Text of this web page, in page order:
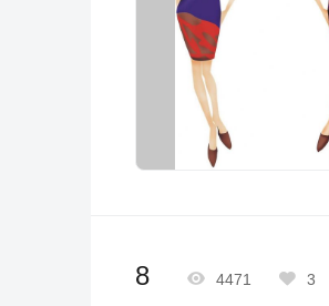
8  4471  3